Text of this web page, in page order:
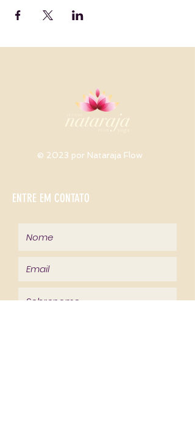
© 2023 por Nataraja Flow
ENTRE EM CONTATO